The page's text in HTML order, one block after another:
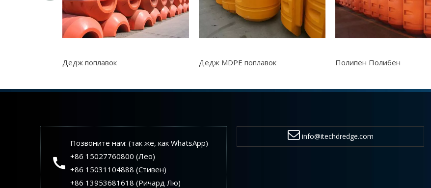
Дедж поплавок Дедж MDPE поплавок Полипен Полибен
Позвоните нам: (так же, как WhatsApp)
+86 15027760800 (Лео)
+86 15031104888 (Стивен)
+86 13953681618 (Ричард Лю)
info@itechdredge.com